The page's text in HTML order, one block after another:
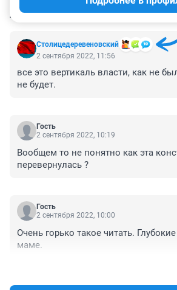
КОММЕНТАРИИ 11
Столицедеревеновский
2 сентября 2022, 11:56
все это вертикаль власти, как не
не будет.
Гость
2 сентября 2022, 10:19
Вообщем то не понятно как эта
перевернулась ?
Гость
2 сентября 2022, 10:00
Очень горько такое читать.
маме.